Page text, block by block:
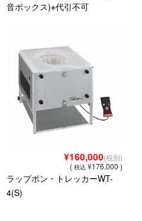
音ボックス)※代引不可
¥160,000(税別)
( 税込 ¥176,000 )
ラップポン・トレッカーWT-
4(S)